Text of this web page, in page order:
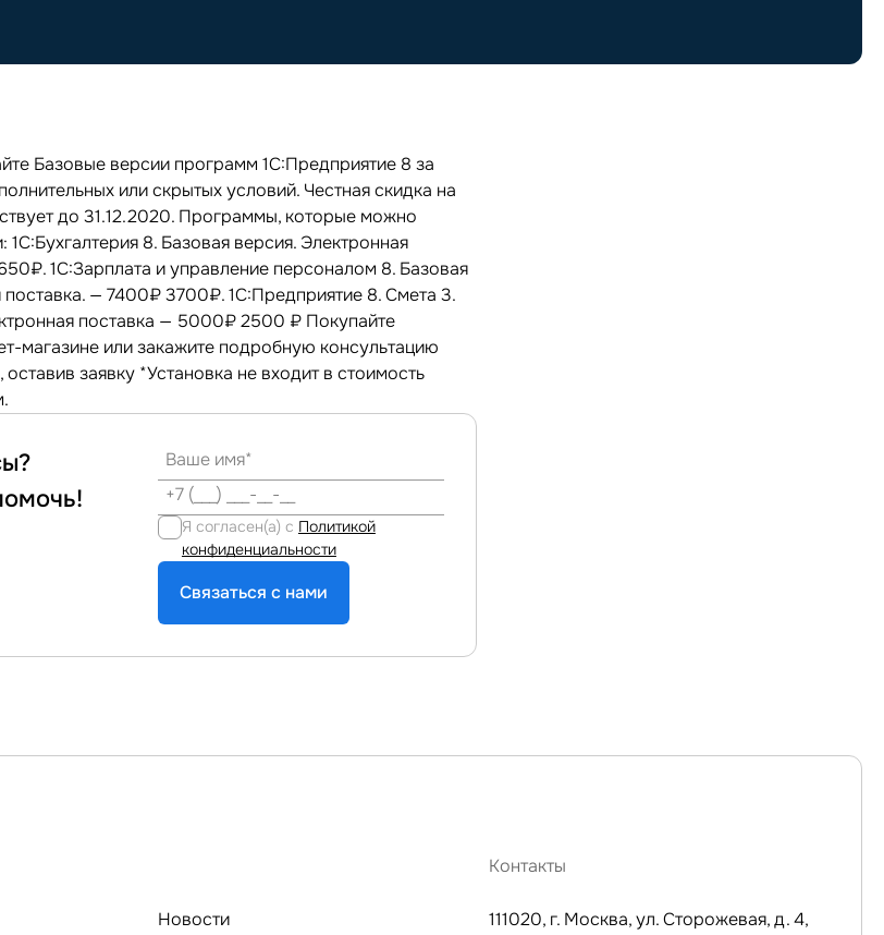
Базовые версии программ 1С:Предприятие 8 за
или скрытых условий. Честная скидка на
до 31.12.2020. Программы, которые можно
1С:Бухгалтерия 8. Базовая версия. Электронная
1С:Зарплата и управление персоналом 8. Базовая
поставка. — 7400₽ 3700₽. 1С:Предприятие 8. Смета 3.
поставка — 5000₽ 2500 ₽ Покупайте
магазине или закажите подробную консультацию
заявку *Установка не входит в стоимость
Я согласен(а) с Политикой
конфиденциальности
Связаться с нами
Новости
Контакты
111020, г. Москва, ул. Сторожевая, д. 4,